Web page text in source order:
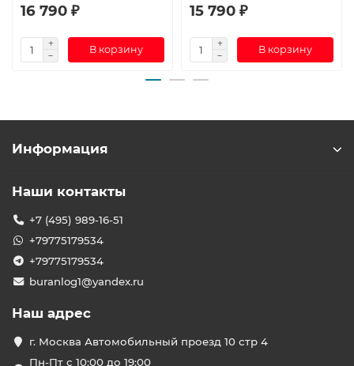
16 790 ₽
В корзину
15 790 ₽
В корзину
Информация
Наши контакты
+7 (495) 989-16-51
+79775179534
+79775179534
buranlog1@yandex.ru
Наш адрес
г. Москва Автомобильный проезд 10 стр 4
Пн-Пт с 10:00 до 19:00